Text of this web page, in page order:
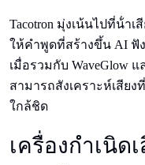
Tacotron มุ่งเน้นไปที่น้ํา
ให้คําพูดที่สร้างขึ้น AI ฟั
เมื่อรวมกับ WaveGlow แ
สามารถสังเคราะห์เสีย
ใกล้ชิด
เครื่องกําเนิด